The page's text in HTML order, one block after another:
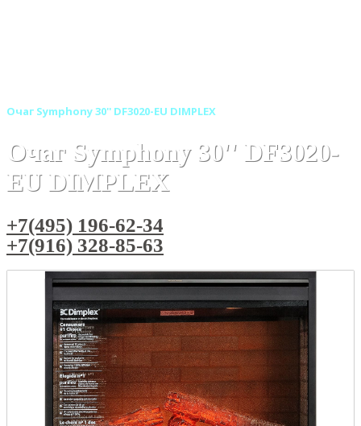
Очаг Symphony 30'' DF3020-EU DIMPLEX
Очаг Symphony 30'' DF3020-
EU DIMPLEX
+7(495) 196-62-34
+7(916) 328-85-63